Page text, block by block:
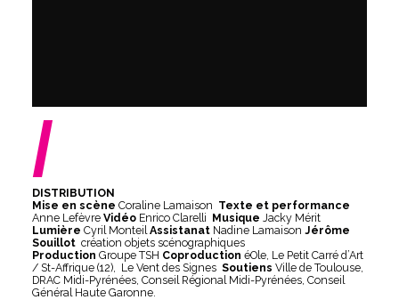
/
DISTRIBUTION
Mise en scène Coraline Lamaison Texte et performance
Anne Lefèvre VidéoEnrico Clarelli Musique Jacky Mérit
Lumière Cyril MonteilAssistanatNadine Lamaison Jérôme
Souillot création objets scénographiques
Production Groupe TSH Coproduction éOle, Le Petit Carré d’Art
/ St-Affrique (12), Le Vent des Signes Soutiens Ville de Toulouse,
DRAC Midi-Pyrénées, Conseil Régional Midi-Pyrénées, Conseil
Général Haute Garonne.